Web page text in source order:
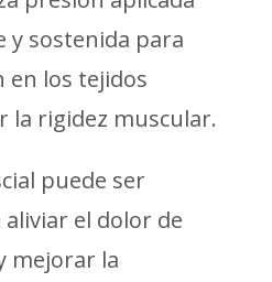
y sostenida para
en los tejidos
la rigidez muscular.
puede ser
el dolor de
mejorar la